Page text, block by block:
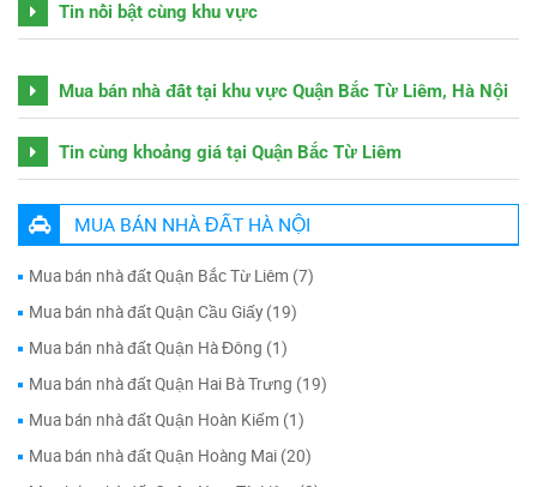
Tin nổi bật cùng khu vực
Mua bán nhà đất tại khu vực Quận Bắc Từ Liêm, Hà Nội
Tin cùng khoảng giá tại Quận Bắc Từ Liêm
MUA BÁN NHÀ ĐẤT HÀ NỘI
Mua bán nhà đất Quận Bắc Từ Liêm (7)
Mua bán nhà đất Quận Cầu Giấy (19)
Mua bán nhà đất Quận Hà Đông (1)
Mua bán nhà đất Quận Hai Bà Trưng (19)
Mua bán nhà đất Quận Hoàn Kiếm (1)
Mua bán nhà đất Quận Hoàng Mai (20)